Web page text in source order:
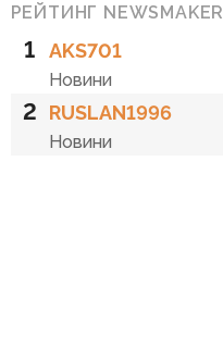
РЕЙТИНГ NEWSMAKER
1 AKS701
Новини
2 RUSLAN1996
Новини